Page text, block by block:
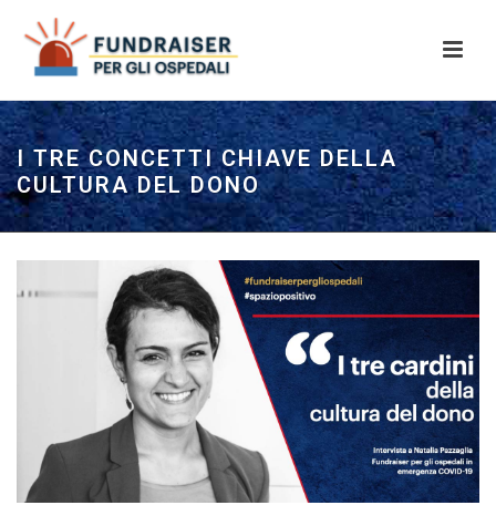
I TRE CONCETTI CHIAVE DELLA
CULTURA DEL DONO